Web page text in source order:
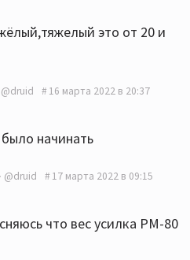
это от 20 и
@druid 16 марта 2022 в 20:37
начинать
@druid 17 марта 2022 в 09:15
что вес усилка PM-80